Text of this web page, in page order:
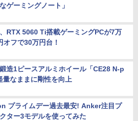
なゲーミングノート」
RTX 5060 Ti搭載ゲーミングPCが7万
オフで30万円台！
造1ピースアルミホイール「CE28 N-p
量なままに剛性を向上
プライムデー過去最安! Anker注目プ
ター3モデルを使ってみた